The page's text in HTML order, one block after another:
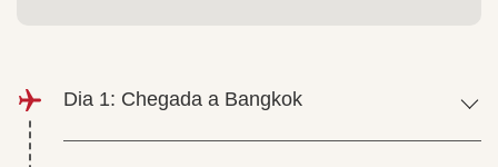
Dia 1: Chegada a Bangkok